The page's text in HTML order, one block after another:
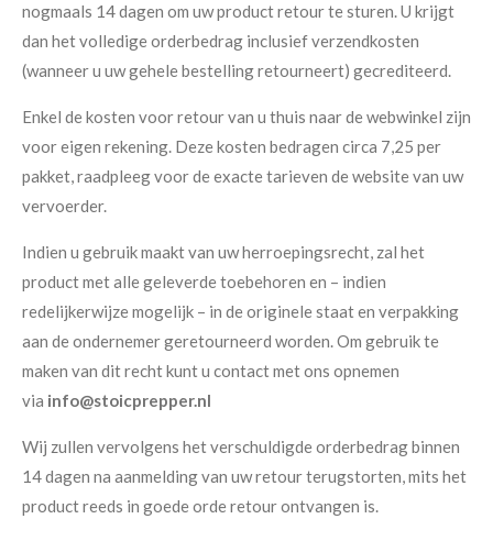
nogmaals 14 dagen om uw product retour te sturen. U krijgt
dan het volledige orderbedrag inclusief verzendkosten
(wanneer u uw gehele bestelling retourneert) gecrediteerd.
Enkel de kosten voor retour van u thuis naar de webwinkel zijn
voor eigen rekening. Deze kosten bedragen circa 7,25 per
pakket, raadpleeg voor de exacte tarieven de website van uw
vervoerder.
Indien u gebruik maakt van uw herroepingsrecht, zal het
product met alle geleverde toebehoren en – indien
redelijkerwijze mogelijk – in de originele staat en verpakking
aan de ondernemer geretourneerd worden. Om gebruik te
maken van dit recht kunt u contact met ons opnemen
via info@stoicprepper.nl
Wij zullen vervolgens het verschuldigde orderbedrag binnen
14 dagen na aanmelding van uw retour terugstorten, mits het
product reeds in goede orde retour ontvangen is.